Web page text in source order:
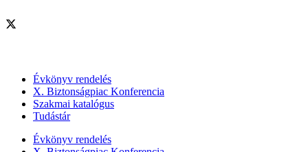
Évkönyv rendelés
X. Biztonságpiac Konferencia
Szakmai katalógus
Tudástár
Évkönyv rendelés